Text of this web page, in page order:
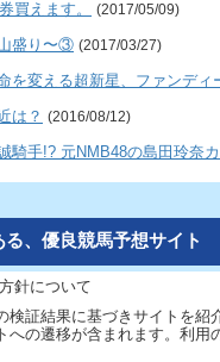
買えます。 (2017/05/09)
盛り〜③ (2017/03/27)
を変える超新星、ファンディ
は？ (2016/08/12)
騎手!? 元NMB48の島田玲奈
、優良競馬予想サイト
針について
検証結果に基づきサイトを紹
への遷移が含まれます。利用